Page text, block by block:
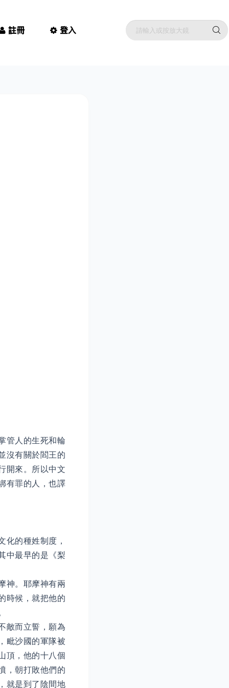
註冊 登入
管人的生死和輪
沒有關於閻王的
開來。所以中文
有罪的人，也譯
化的種姓制度，
中最早的是《梨
神。耶摩神有兩
時候，就把他的
敵而立誓，願為
毗沙國的軍隊被
頂，他的十八個
，朝打敗他們的
就是到了陰間地